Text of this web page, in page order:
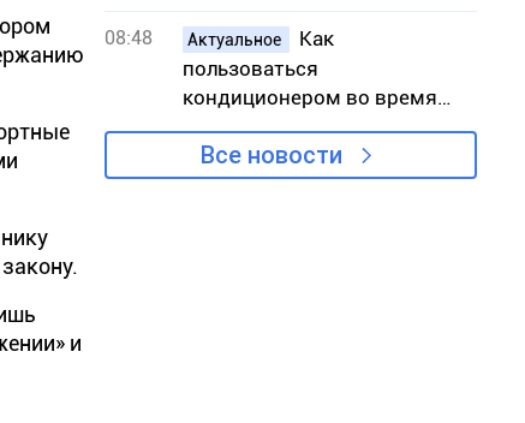
и
по количеству пожаров в
экосистемах
08:48 Актуальное
Как
пользоваться
кондиционером во время
жары, чтобы снизить риск
вынужденных отключений
света
Все новости